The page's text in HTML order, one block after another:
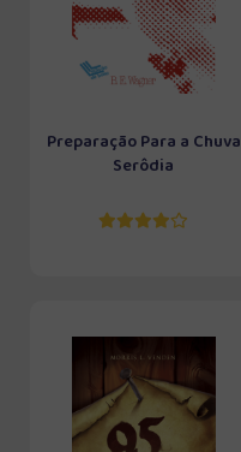
Preparação Para a Chuva
Serôdia